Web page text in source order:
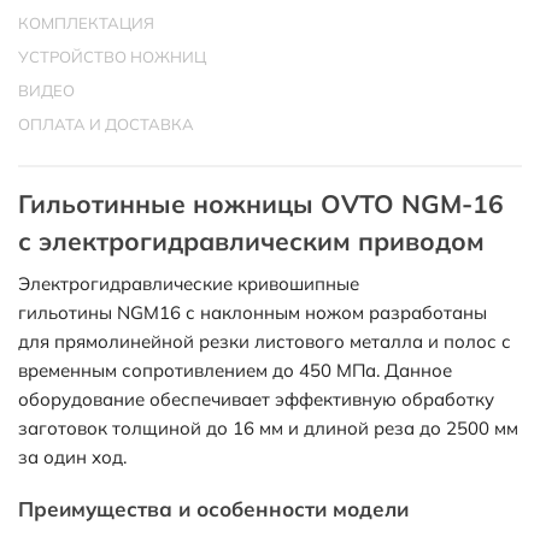
КОМПЛЕКТАЦИЯ
УСТРОЙСТВО НОЖНИЦ
ВИДЕО
ОПЛАТА И ДОСТАВКА
Гильотинные ножницы OVTO NGM-16
с электрогидравлическим приводом
Электрогидравлические кривошипные
гильотины NGM16 с наклонным ножом разработаны
для прямолинейной резки листового металла и полос с
временным сопротивлением до 450 МПа. Данное
оборудование обеспечивает эффективную обработку
заготовок толщиной до 16 мм и длиной реза до 2500 мм
за один ход.
Преимущества и особенности модели